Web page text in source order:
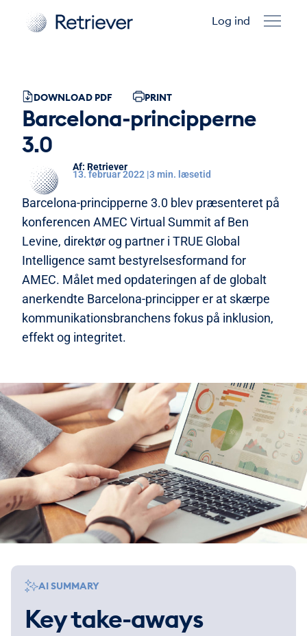
Log ind
DOWNLOAD PDF PRINT
Barcelona-principperne
3.0
Retriever
13. februar 2022 |3 min. læsetid
Barcelona-principperne 3.0 blev præsenteret på
konferencen AMEC Virtual Summit af Ben
Levine, direktør og partner i TRUE Global
Intelligence samt bestyrelsesformand for
AMEC. Målet med opdateringen af de globalt
anerkendte Barcelona-principper er at skærpe
kommunikationsbranchens fokus på inklusion,
effekt og integritet.
AI SUMMARY
Key take-aways